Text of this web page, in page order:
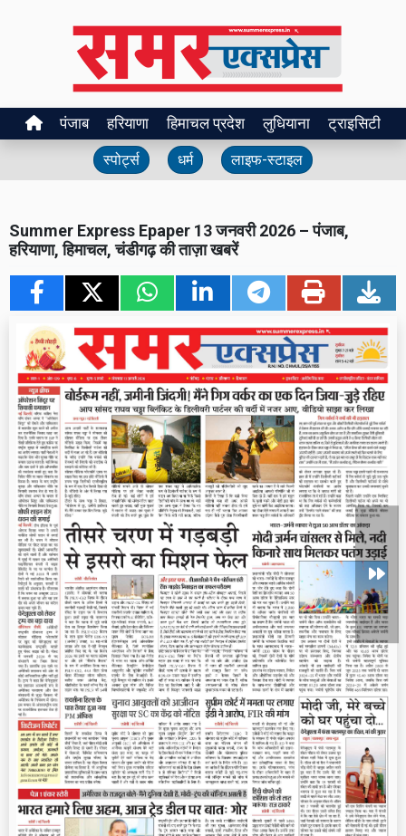
पंजाब हरियाणा हिमाचल प्रदेश लुधियाना ट्राइसिटी
स्पोर्ट्स धर्म लाइफ-स्टाइल
Summer Express Epaper 13 जनवरी 2026 – पंजाब,
हरियाणा, हिमाचल, चंडीगढ़ की ताज़ा खबरें